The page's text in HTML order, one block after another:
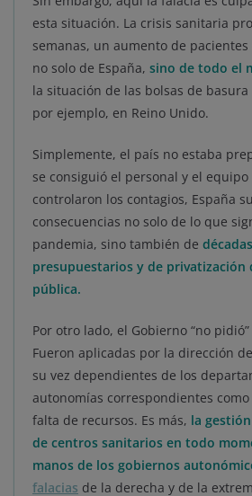
esta situación. La crisis sanitaria
semanas, un aumento de
no solo de España, sino de todo el
la situación de las bolsas de
por ejemplo, en Reino Unido.
Simplemente, el país no estaba
se consiguió el personal y el
controlaron los contagios, España
consecuencias no solo de lo que
pandemia, sino también de
presupuestarios y de privatización
pública.
Por otro lado, el Gobierno “no
Fueron aplicadas por la dirección
su vez dependientes de los
autonomías correspondientes
falta de recursos. Es más, la
de centros sanitarios en todo
manos de los gobiernos
falacias de la derecha y de la